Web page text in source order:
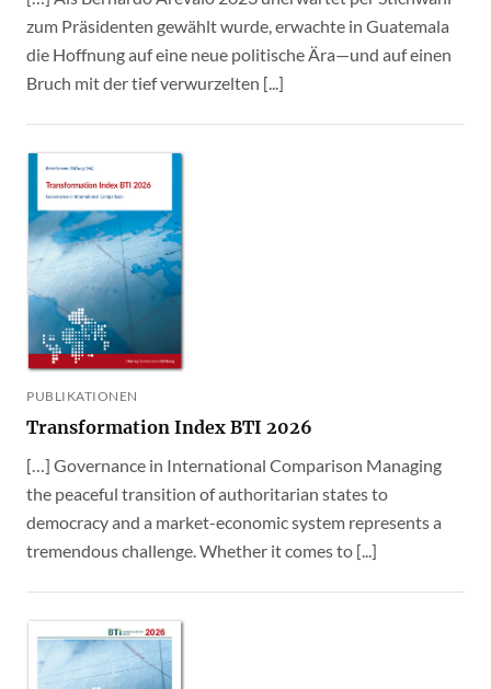
zum Präsidenten gewählt wurde, erwachte in Guatemala
die Hoffnung auf eine neue politische Ära—und auf einen
Bruch mit der tief verwurzelten [...]
PUBLIKATIONEN
Transformation Index BTI 2026
[…] Governance in International Comparison Managing
the peaceful transition of authoritarian states to
democracy and a market-economic system represents a
tremendous challenge. Whether it comes to [...]